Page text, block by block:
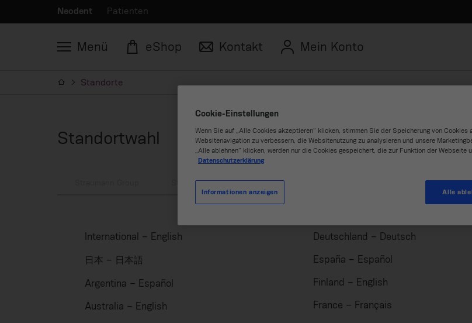
Neodent Patienten
Menü eShop Kontakt Mein Konto
Standorte
Standortwahl
Straumann Neodent
International – English
日本 – 日本語
Argentina – Español
Australia – English
Deutschland – Deutsch
España – Español
Finland – English
France – Français
Cookie-Einstellungen
Wenn Sie auf „Alle Cookies akzeptieren“ klicken, stimmen Sie der Speicherung von Cookies
Websitenavigation zu verbessern, die Websitenutzung zu analysieren und unsere
„Alle ablehnen“ klicken, werden nur die Cookies gespeichert, die zur Funktion der Webseite
Datenschutzerklärung
Alle
Informationen anzeigen